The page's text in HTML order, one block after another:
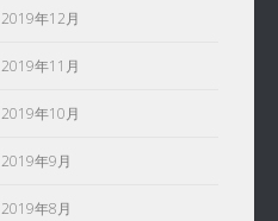
2019年12月
2019年11月
2019年10月
2019年9月
2019年8月